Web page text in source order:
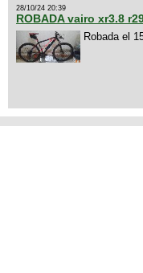
28/10/24 20:39
ROBADA vairo xr3.8
Robada el